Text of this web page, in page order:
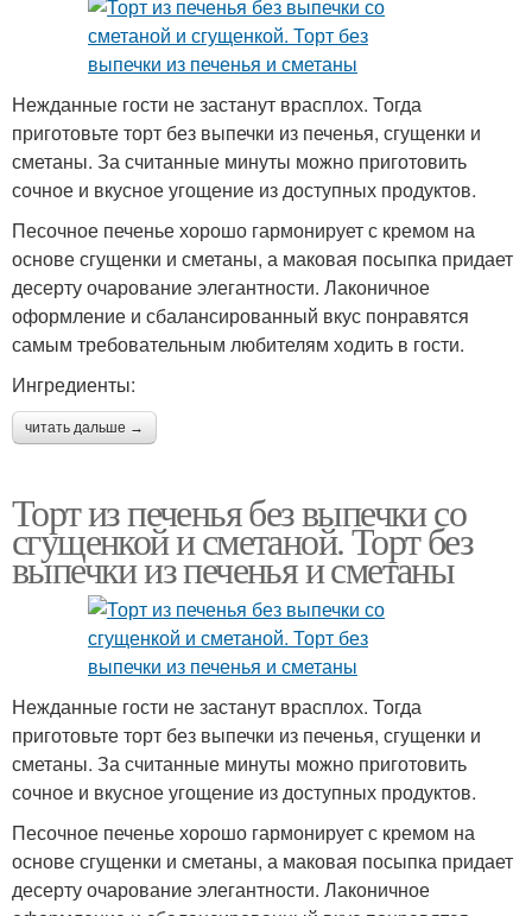
Нежданные гости не застанут врасплох. Тогда
приготовьте торт без выпечки из печенья, сгущенки и
сметаны. За считанные минуты можно приготовить
сочное и вкусное угощение из доступных продуктов.
Песочное печенье хорошо гармонирует с кремом на
основе сгущенки и сметаны, а маковая посыпка придает
десерту очарование элегантности. Лаконичное
оформление и сбалансированный вкус понравятся
самым требовательным любителям ходить в гости.
Ингредиенты:
читать дальше →
Торт из печенья без выпечки со
сгущенкой и сметаной. Торт без
выпечки из печенья и сметаны
Нежданные гости не застанут врасплох. Тогда
приготовьте торт без выпечки из печенья, сгущенки и
сметаны. За считанные минуты можно приготовить
сочное и вкусное угощение из доступных продуктов.
Песочное печенье хорошо гармонирует с кремом на
основе сгущенки и сметаны, а маковая посыпка придает
десерту очарование элегантности. Лаконичное